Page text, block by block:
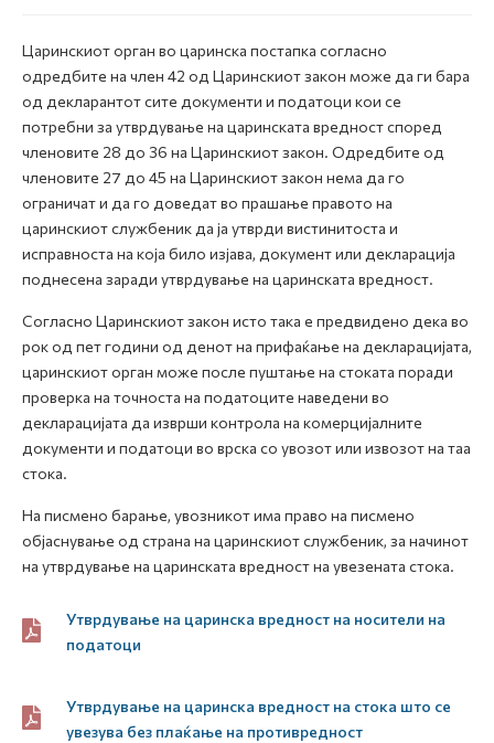
Царинскиот орган во царинска постапка согласно
одредбите на член 42 од Царинскиот закон може да ги бара
од декларантот сите документи и податоци кои се
потребни за утврдување на царинската вредност според
членовите 28 до 36 на Царинскиот закон. Одредбите од
членовите 27 до 45 на Царинскиот закон нема да го
ограничат и да го доведат во прашање правото на
царинскиот службеник да ја утврди вистинитоста и
исправноста на која било изјава, документ или декларација
поднесена заради утврдување на царинската вредност.
Согласно Царинскиот закон исто така е предвидено дека во
рок од пет години од денот на прифаќање на декларацијата,
царинскиот орган може после пуштање на стоката поради
проверка на точноста на податоците наведени во
декларацијата да изврши контрола на комерцијалните
документи и податоци во врска со увозот или извозот на таа
стока.
На писмено барање, увозникот има право на писмено
објаснување од страна на царинскиот службеник, за начинот
на утврдување на царинската вредност на увезената стока.
Утврдување на царинска вредност на носители на
податоци
Утврдување на царинска вредност на стока што се
увезува без плаќање на противредност